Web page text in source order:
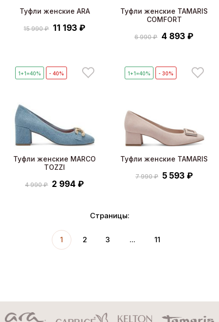
Туфли женские ARA
15 990 ₽ 11 193 ₽
Туфли женские TAMARIS
COMFORT
6 990 ₽ 4 893 ₽
1+1=40% - 40%
Туфли женские MARCO
TOZZI
4 990 ₽ 2 994 ₽
1+1=40% - 30%
Туфли женские TAMARIS
7 990 ₽ 5 593 ₽
Страницы:
1 2 3 ... 11